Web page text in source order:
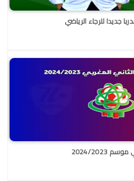
جديدا للرجاء الرياضي
2023